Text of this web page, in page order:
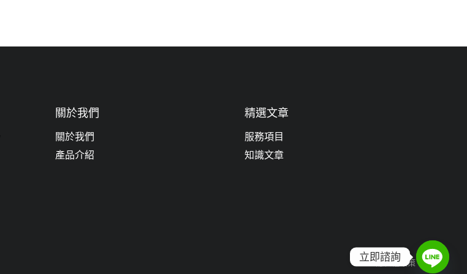
關於我們
關於我們
產品介紹
精選文章
服務項目
知識文章
隱私權政策
立即諮詢